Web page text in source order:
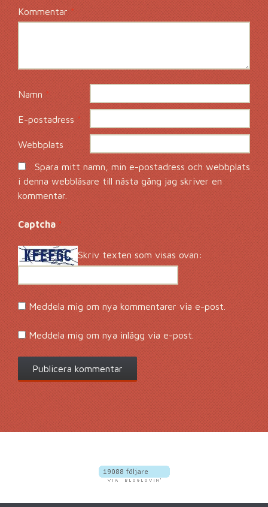
Kommentar *
Namn*
E-postadress*
Webbplats
Spara mitt namn, min e-postadress och webbplats
i denna webbläsare till nästa gång jag skriver en
kommentar.
Captcha *
Skriv texten som visas ovan:
Meddela mig om nya kommentarer via e-post.
Meddela mig om nya inlägg via e-post.